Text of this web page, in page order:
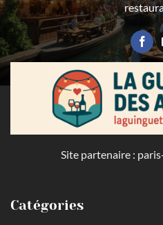
Site partenaire :
Catégories